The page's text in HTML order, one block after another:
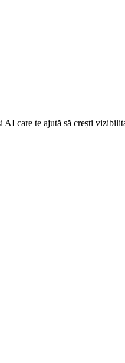
care te ajută să crești